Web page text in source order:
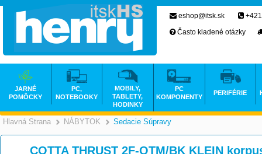
Hlavná Strana NÁBYTOK Sedacie Súpravy
COTTA THRUST 2F-OTM/BK KLEIN
eshop@itsk.sk
Často kladené otázky
JARNÉ
POMÔCKY
PC,
NOTEBOOKY
MOBILY,
TABLETY,
HODINKY
PC
KOMPONENTY
PERIFÉRIE